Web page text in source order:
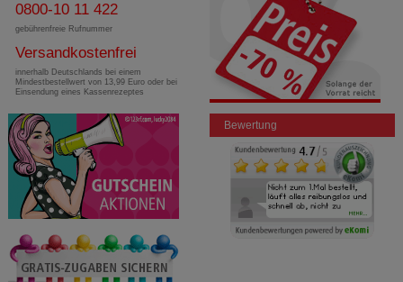
0800-10 11 422
gebührenfreie Rufnummer
Versandkostenfrei
innerhalb Deutschlands bei einem
Mindestbestellwert von 13,99 Euro oder bei
Einsendung eines Kassenrezeptes
Bewertung